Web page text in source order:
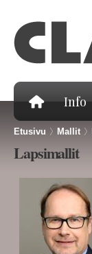
Info
Etusivu > Mallit>
Lapsimallit
Sivut